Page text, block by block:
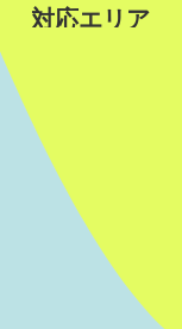
対応エリア